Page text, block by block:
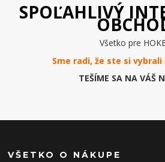
SPOĽAHLIVÝ
Všetko pre
Sme radi, že ste si vybrali
TEŠÍME SA NA VÁŠ
VŠETKO O NÁKUPE